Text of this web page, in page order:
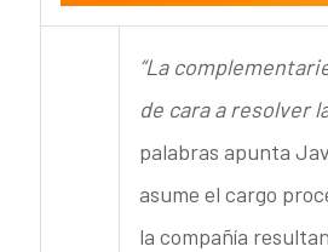
“La
de cara a resolver
palabras apunta
asume el cargo
la compañía